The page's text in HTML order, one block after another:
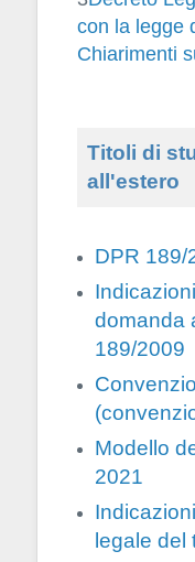
con la legge
Chiarimenti
Titoli di
all'estero
DPR 189/
domanda
189/2009
Modello
2021
legale del